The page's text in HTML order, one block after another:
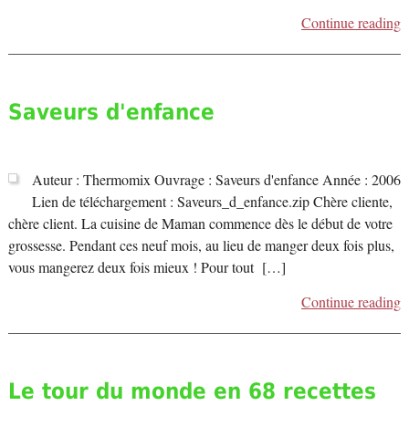
Continue reading
Saveurs d'enfance
Auteur : Thermomix Ouvrage : Saveurs d'enfance Année : 2006
Lien de téléchargement : Saveurs_d_enfance.zip Chère cliente,
chère client. La cuisine de Maman commence dès le début de votre
grossesse. Pendant ces neuf mois, au lieu de manger deux fois plus,
vous mangerez deux fois mieux ! Pour tout […]
Continue reading
Le tour du monde en 68 recettes